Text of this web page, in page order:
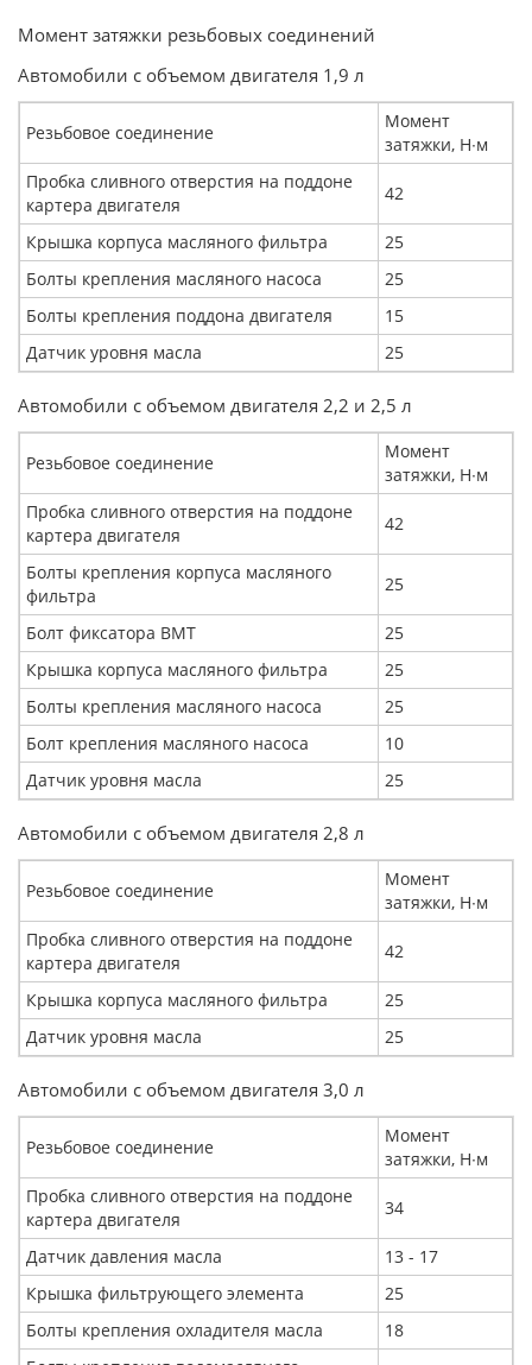
Момент затяжки резьбовых соединений
Автомобили с объемом двигателя 1,9 л
Резьбовое соединение
Момент
затяжки, Н∙м
Пробка сливного отверстия на поддоне
картера двигателя
42
Крышка корпуса масляного фильтра
25
Болты крепления масляного насоса
25
Болты крепления поддона двигателя
15
Датчик уровня масла
25
Автомобили с объемом двигателя 2,2 и 2,5 л
Резьбовое соединение
Момент
затяжки, Н∙м
Пробка сливного отверстия на поддоне
картера двигателя
42
Болты крепления корпуса масляного
фильтра
25
Болт фиксатора ВМТ
25
Крышка корпуса масляного фильтра
25
Болты крепления масляного насоса
25
Болт крепления масляного насоса
10
Датчик уровня масла
25
Автомобили с объемом двигателя 2,8 л
Резьбовое соединение
Момент
затяжки, Н∙м
Пробка сливного отверстия на поддоне
картера двигателя
42
Крышка корпуса масляного фильтра
25
Датчик уровня масла
25
Автомобили с объемом двигателя 3,0 л
Резьбовое соединение
Момент
затяжки, Н∙м
Пробка сливного отверстия на поддоне
картера двигателя
34
Датчик давления масла
13 - 17
Крышка фильтрующего элемента
25
Болты крепления охладителя масла
18